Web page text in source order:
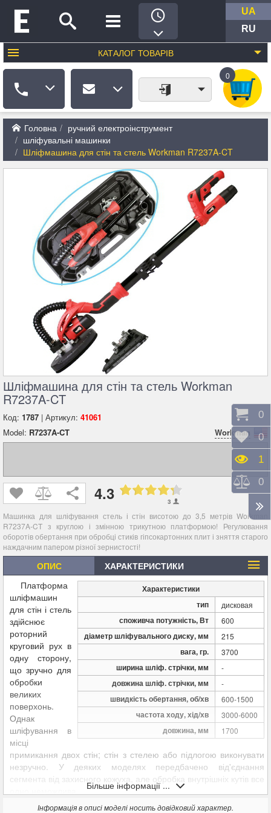
UA
RU
КАТАЛОГ ТОВАРІВ
0
Головна
ручний електроінструмент
шліфувальні машинки
Шліфмашина для стін та стель Workman R7237A-CT
Шліфмашина для стін та стель Workman
R7237A-CT
Код: 1787 | Артикул: 41061
Model: R7237A-CT Workman
4.3 3
Машинка для шліфування стель і стін висотою до 3,5 метрів Workman
R7237A-CT з круглою і змінною трикутною платформою! Регулювання
оборотів обертання при обробці стиків гіпсокартонних плит і зняття старого
наждачним папером різної зернистості!
ОПИС ХАРАКТЕРИСТИКИ
Характеристики
тип
дисковая
споживча потужність, Вт 600
діаметр шліфувального диску, мм 215
вага, гр. 3700
ширина шліф. стрічки, мм -
довжина шліф. стрічки, мм -
швидкість обертання, об/хв 600-1500
частота ходу, хід/хв 3000-6000
довжина, мм 1700
Платформа
шліфмашин
для стін і стель
здійснює
роторний
круговий рух в
одну сторону,
що зручно для
обробки
великих
поверхонь.
Однак
шліфування в
місці
примикання двох стін; стін з стелею або підлогою виконувати
незручно. У деяких моделях передбачено від'єднання
сегмента від захисного кожуха, але обробка внутрішніх кутів все
У комплектації машинки для шпаклювали стін Workman
Більше інформації ...
Інформація в описі моделі носить довідковий характер.
0
0
1
0